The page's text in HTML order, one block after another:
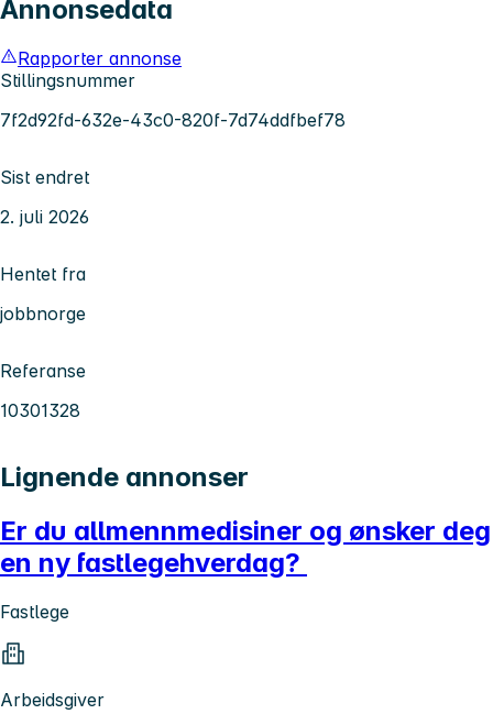
Annonsedata
Rapporter annonse
Stillingsnummer
7f2d92fd-632e-43c0-820f-7d74ddfbef78
Sist endret
2. juli 2026
Hentet fra
jobbnorge
Referanse
10301328
Lignende annonser
Er du allmennmedisiner og ønsker deg
en ny fastlegehverdag?
Fastlege
Arbeidsgiver